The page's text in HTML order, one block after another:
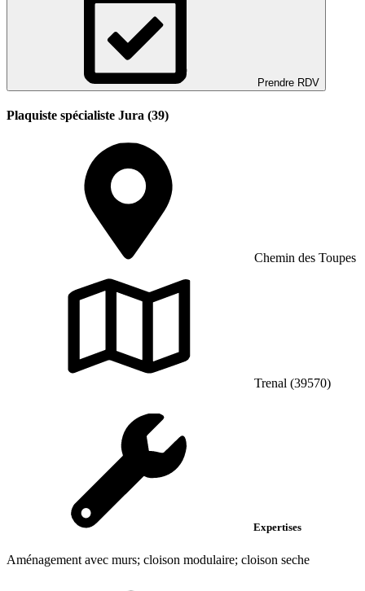
Prendre RDV
Plaquiste spécialiste Jura (39)
Chemin des Toupes
Trenal (39570)
Expertises
Aménagement avec murs; cloison modulaire; cloison seche